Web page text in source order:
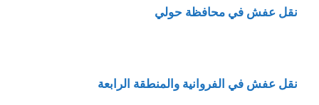
نقل عفش في محافظة حولي
نقل عفش في الفروانية والمنطقة الرابعة